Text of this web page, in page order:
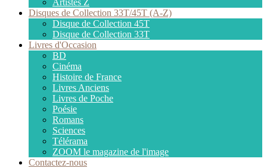
Artistes Z
Disques de Collection 33T/45T (A-Z)
Disque de Collection 45T
Disque de Collection 33T
Livres d'Occasion
BD
Cinéma
Histoire de France
Livres Anciens
Livres de Poche
Poésie
Romans
Sciences
Télérama
ZOOM le magazine de l'image
Contactez-nous